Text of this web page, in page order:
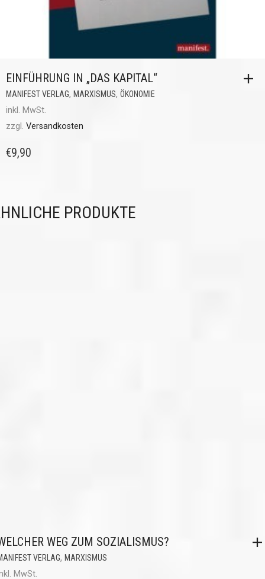
EINFÜHRUNG IN „DAS KAPITAL“
MANIFEST VERLAG, MARXISMUS, ÖKONOMIE
inkl. MwSt.
zzgl. Versandkosten
€9,90
PRODUKTE
WEG ZUM SOZIALISMUS?
VERLAG, MARXISMUS
MwSt.